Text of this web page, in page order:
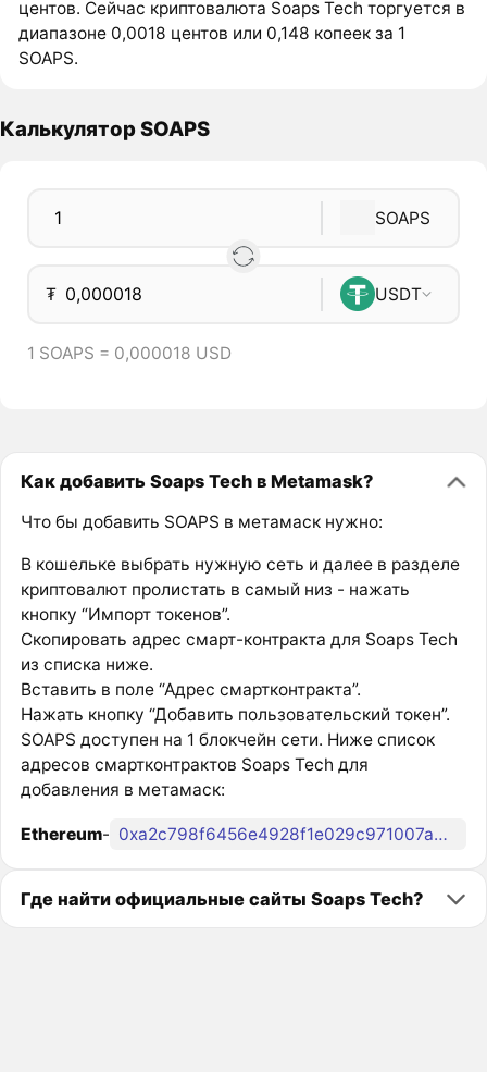
центов. Сейчас криптовалюта Soaps Tech торгуется в
диапазоне 0,0018 центов или 0,148 копеек за 1
SOAPS.
Калькулятор SOAPS
SOAPS
₮ USDT
1 SOAPS = 0,000018 USD
Как добавить Soaps Tech в Metamask?
Что бы добавить SOAPS в метамаск нужно:
В кошельке выбрать нужную сеть и далее в разделе
криптовалют пролистать в самый низ - нажать
кнопку “Импорт токенов”.
Скопировать адрес смарт-контракта для Soaps Tech
из списка ниже.
Вставить в поле “Адрес смартконтракта”.
Нажать кнопку “Добавить пользовательский токен”.
SOAPS доступен на 1 блокчейн сети. Ниже список
адресов смартконтрактов Soaps Tech для
добавления в метамаск:
Ethereum- 0xa2c798f6456e4928f1e029c971007a09416a3db0
Где найти официальные сайты Soaps Tech?